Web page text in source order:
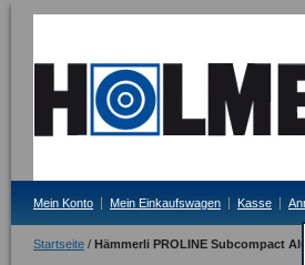
Mein Konto Mein Einkaufswagen Kasse
Startseite / Hämmerli PROLINE Subcompact